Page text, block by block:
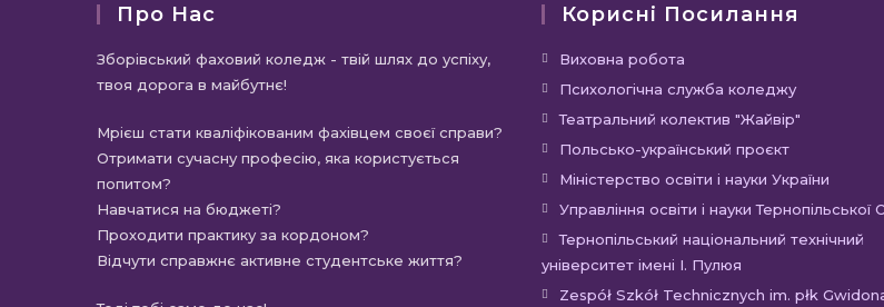
Про Нас
Зборівський фаховий коледж - твій шлях до успіху,
твоя дорога в майбутнє!
Мрієш стати кваліфікованим фахівцем своєї справи?
Отримати сучасну професію, яка користується
попитом?
Навчатися на бюджеті?
Проходити практику за кордоном?
Відчути справжнє активне студентське життя?
Корисні Посилання
Виховна робота
Психологічна служба коледжу
Театральний колектив "Жайвір"
Польсько-український проєкт
Міністерство освіти і науки України
Управління освіти і науки
Тернопільський національний технічний
університет імені І. Пулюя
Zespół Szkół Technicznych im. płk